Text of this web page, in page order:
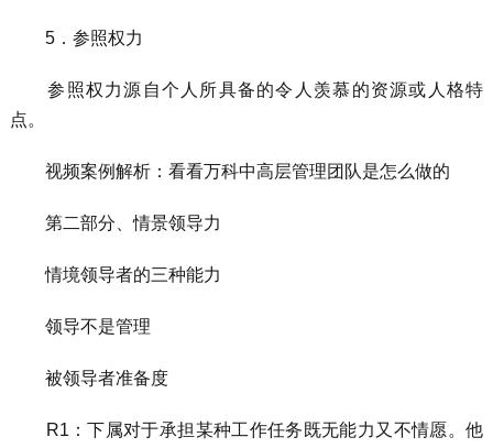
5．参照权力
参照权力源自个人所具备的令人羡慕的资源或人格特
点。
视频案例解析：看看万科中高层管理团队是怎么做的
第二部分、情景领导力
情境领导者的三种能力
领导不是管理
被领导者准备度
R1：下属对于承担某种工作任务既无能力又不情愿。他